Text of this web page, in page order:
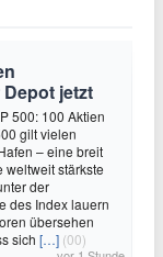
jetzt
500: 100 Aktien
gilt vielen
– eine breit
weltweit stärkste
der
des Index lauern
übersehen
sich […] (00)